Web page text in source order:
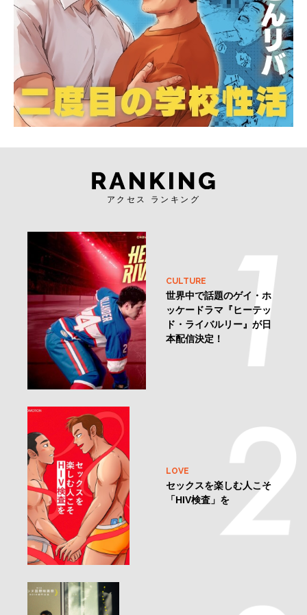
アクセス ランキング
CULTURE
世界中で話題のゲイ・ホ
ッケードラマ『ヒーテッ
ド・ライバルリー』が日
本配信決定！
LOVE
セックスを楽しむ人こそ
「HIV検査」を